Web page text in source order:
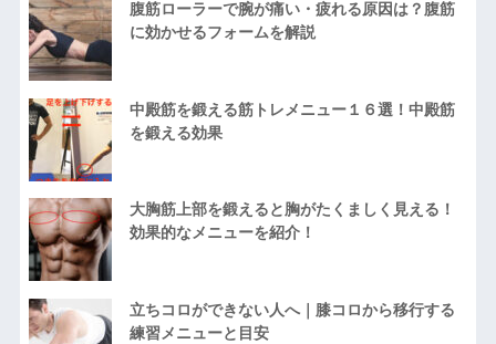
腹筋ローラーで腕が痛い・疲れる原因は？腹筋
に効かせるフォームを解説
中殿筋を鍛える筋トレメニュー１６選！中殿筋
を鍛える効果
大胸筋上部を鍛えると胸がたくましく見える！
効果的なメニューを紹介！
立ちコロができない人へ｜膝コロから移行する
練習メニューと目安